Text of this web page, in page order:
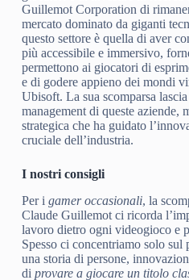
Guillemot Corporation di
mercato dominato da giganti
questo settore è quella di aver
più accessibile e immersivo,
permettono ai giocatori di
e di godere appieno dei mondi
Ubisoft. La sua scomparsa
management di queste aziende,
strategica che ha guidato
cruciale dell’industria.
I nostri consigli
Per i gamer occasionali, la
Claude Guillemot ci ricorda
lavoro dietro ogni videogioco e
Spesso ci concentriamo solo sul
una storia di persone,
di provare a giocare un titolo